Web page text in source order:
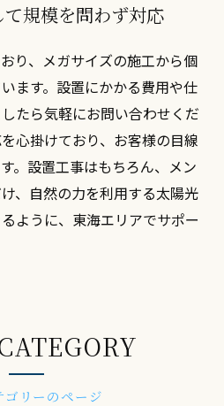
規模を問わず対応
り、メガサイズの施工から個
ます。設置にかかる費用や仕
たら気軽にお問い合わせくだ
心掛けており、お客様の目線
。設置工事はもちろん、メン
、自然の力を利用する太陽光
ように、東海エリアでサポー
ゴリーのページ